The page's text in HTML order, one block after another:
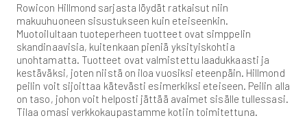
Rowicon Hillmond sarjasta löydät ratkaisut niin
makuuhuoneen sisustukseen kuin eteiseenkin.
Muotoilultaan tuoteperheen tuotteet ovat simppelin
skandinaavisia, kuitenkaan pieniä yksityiskohtia
unohtamatta. Tuotteet ovat valmistettu laadukkaasti ja
kestäväksi, joten niistä on iloa vuosiksi eteenpäin. Hillmond
peilin voit sijoittaa kätevästi esimerkiksi eteiseen. Peilin alla
on taso, johon voit helposti jättää avaimet sisälle tullessasi.
Tilaa omasi verkkokaupastamme kotiin toimitettuna.